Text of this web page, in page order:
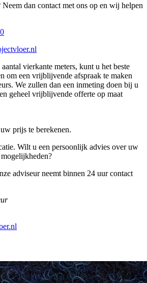
dan contact met ons op en wij helpen
vierkante meters, kunt u het beste
om een vrijblijvende afspraak te maken
We zullen dan een inmeting doen bij u
geheel vrijblijvende offerte op maat
prijs te berekenen.
Wilt u een persoonlijk advies over uw
adviseur neemt binnen 24 uur contact